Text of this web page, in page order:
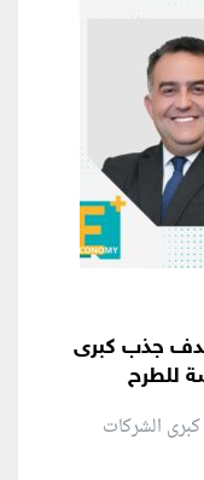
جذب كبرى
للطرح
الشركات